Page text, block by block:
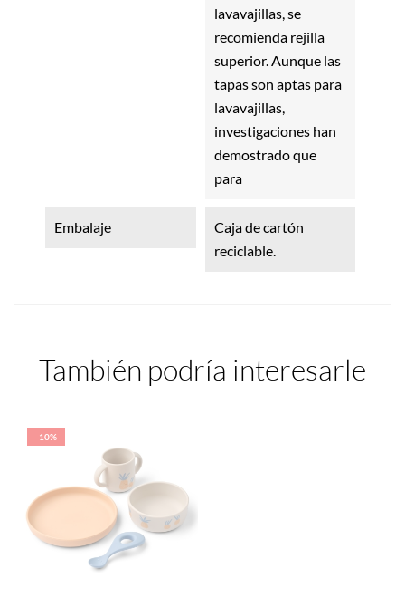
lavavajillas, se
recomienda rejilla
superior. Aunque las
tapas son aptas para
lavavajillas,
investigaciones han
demostrado que
para
Embalaje
Caja de cartón
reciclable.
También podría interesarle
-10%